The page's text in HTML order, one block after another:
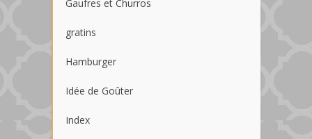
Gaufres et Churros
gratins
Hamburger
Idée de Goûter
Index